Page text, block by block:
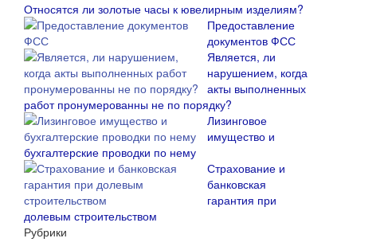
Относятся ли золотые часы к ювелирным изделиям?
Предоставление
документов ФСС
Является, ли
нарушением, когда
акты выполненных
работ пронумерованны не по порядку?
Лизинговое
имущество и
бухгалтерские проводки по нему
Страхование и
банковская
гарантия при
долевым строительством
Рубрики